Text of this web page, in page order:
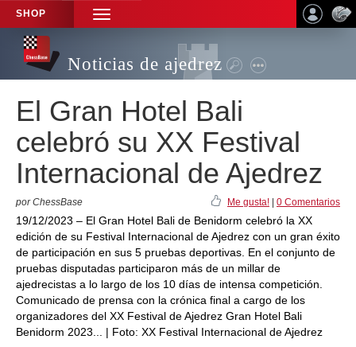
SHOP
TOGGLE
NAVIGATION
Noticias de ajedrez
El Gran Hotel Bali
celebró su XX Festival
Internacional de Ajedrez
por ChessBase Me gusta! 0 Comentarios
19/12/2023 – El Gran Hotel Bali de Benidorm celebró la XX
edición de su Festival Internacional de Ajedrez con un gran éxito
de participación en sus 5 pruebas deportivas. En el conjunto de
pruebas disputadas participaron más de un millar de
ajedrecistas a lo largo de los 10 días de intensa competición.
Comunicado de prensa con la crónica final a cargo de los
organizadores del XX Festival de Ajedrez Gran Hotel Bali
Benidorm 2023... | Foto: XX Festival Internacional de Ajedrez